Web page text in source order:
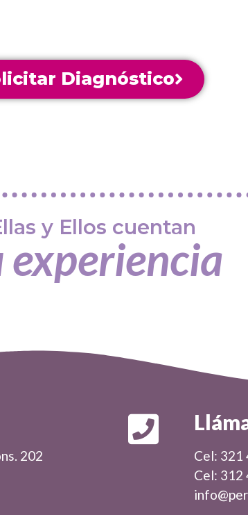
Diagnóstico
y Ellos cuentan
experiencia
202
Cel: 321
Cel: 312